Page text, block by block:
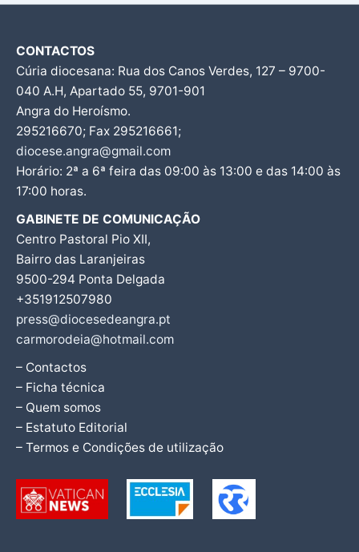
CONTACTOS
Cúria diocesana: Rua dos Canos Verdes, 127 – 9700-
040 A.H, Apartado 55, 9701-901
Angra do Heroísmo.
295216670; Fax 295216661;
diocese.angra@gmail.com
Horário: 2ª a 6ª feira das 09:00 às 13:00 e das 14:00 às
17:00 horas.
GABINETE DE COMUNICAÇÃO
Centro Pastoral Pio XII,
Bairro das Laranjeiras
9500-294 Ponta Delgada
+351912507980
press@diocesedeangra.pt
carmorodeia@hotmail.com
– Contactos
– Ficha técnica
– Quem somos
– Estatuto Editorial
– Termos e Condições de utilização